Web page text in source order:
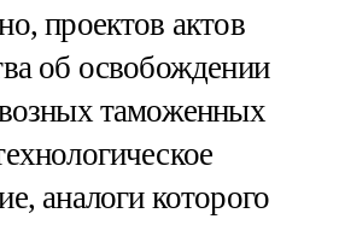
проектов актов
об освобождении
таможенных
аналоги которого